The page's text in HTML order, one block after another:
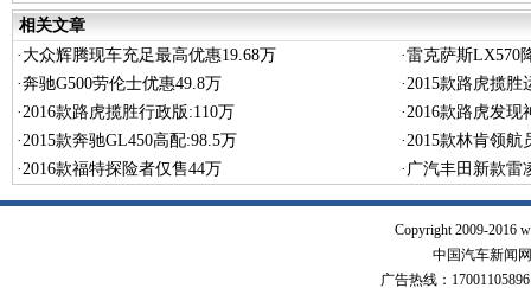
相关文章
· 大众辉腾现车充足最高优惠19.68万 ·雷克萨斯LX570
·奔驰G500劳伦士优惠49.8万 ·2015款路虎揽胜
·2016款路虎揽胜行政版:110万 ·2016款路虎发现
·2015款奔驰GL450高配:98.5万 ·2015款林肯领航
·2016款福特探险者仅售44万 · 广汽丰田新款雷
Copyright 2009-2016
中国汽车新闻
广告热线：